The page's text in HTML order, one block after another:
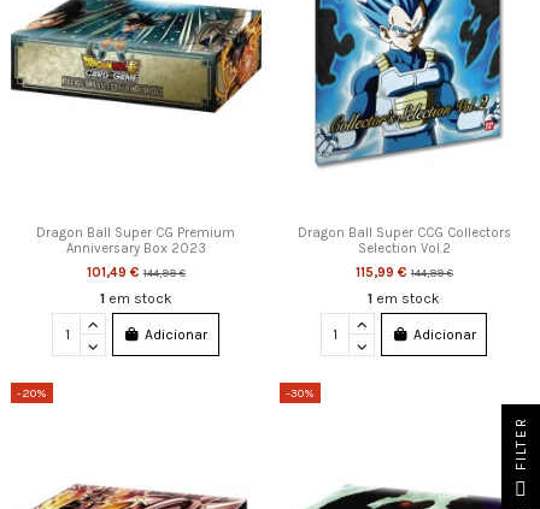
Dragon Ball Super CG Premium
Anniversary Box 2023
101,49 €144,99 €
1 em stock
Adicionar
Dragon Ball Super CCG Collectors
Selection Vol.2
115,99 €144,99 €
1 em stock
Adicionar
-20% -30%
FILTER